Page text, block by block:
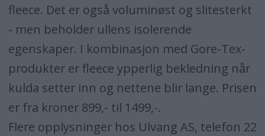
fleece. Det er også voluminøst og slitesterkt
- men beholder ullens isolerende
egenskaper. I kombinasjon med Gore-Tex-
produkter er fleece ypperlig bekledning når
kulda setter inn og nettene blir lange. Prisen
er fra kroner 899,- til 1499,-.
Flere opplysninger hos Ulvang AS, telefon 22